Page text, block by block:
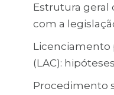
Estrutura geral
com a
Licenciamento
(LAC):
Procedimento